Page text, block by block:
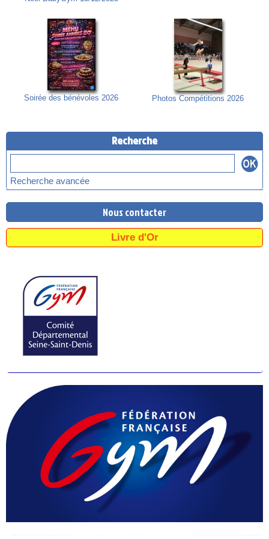
Soirée des bénévoles 2026 Photos Compétitions 2026
Recherche
Recherche avancée
Nous contacter
Livre d'Or